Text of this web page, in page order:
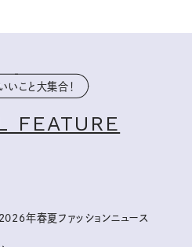
いこと大集合！
FEATURE
2026年春夏ファッションニュース